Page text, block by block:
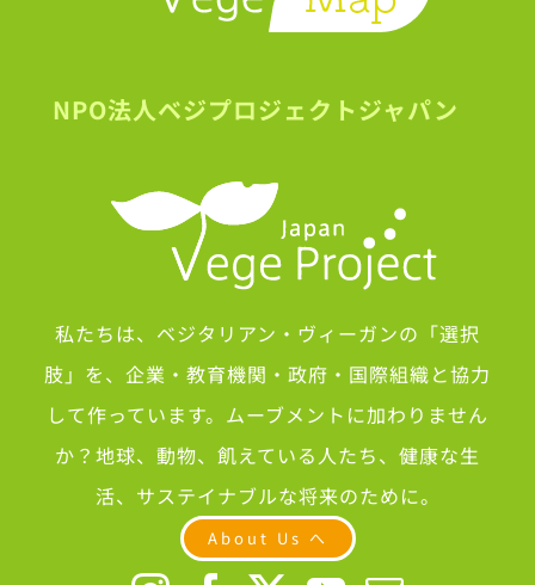
NPO法人ベジプロジェクトジャパン
私たちは、ベジタリアン・ヴィーガンの「選択
肢」を、企業・教育機関・政府・国際組織と協力
して作っています。ムーブメントに加わりません
か？地球、動物、飢えている人たち、健康な生
活、サステイナブルな将来のために。
About Us へ